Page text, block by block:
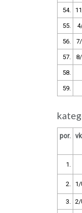
54.
55.
56.
57.
58.
59.
por. vk
1.
2. 1/
3. 2/